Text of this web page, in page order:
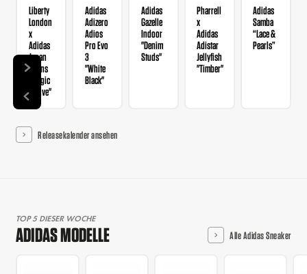
Liberty
London
x
Adidas
Japan
Wmns
"Magic
Mauve"
Adidas
Adizero
Adios
Pro Evo
3
"White
Black"
Adidas
Gazelle
Indoor
"Denim
Studs"
Pharrell
x
Adidas
Adistar
Jellyfish
"Timber"
Adidas
Samba
“Lace &
Pearls”
Releasekalender ansehen
TOP 5 DIESER WOCHE
ADIDAS MODELLE Alle Adidas Sneaker